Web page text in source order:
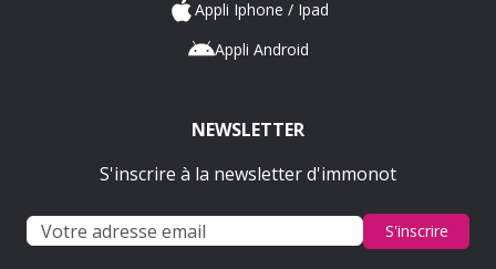
Appli Iphone / Ipad
Appli Android
NEWSLETTER
S'inscrire à la newsletter d'immonot
S'inscrire